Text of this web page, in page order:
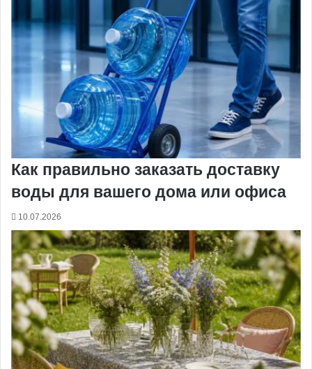
Как правильно заказать доставку
воды для вашего дома или офиса
10.07.2026